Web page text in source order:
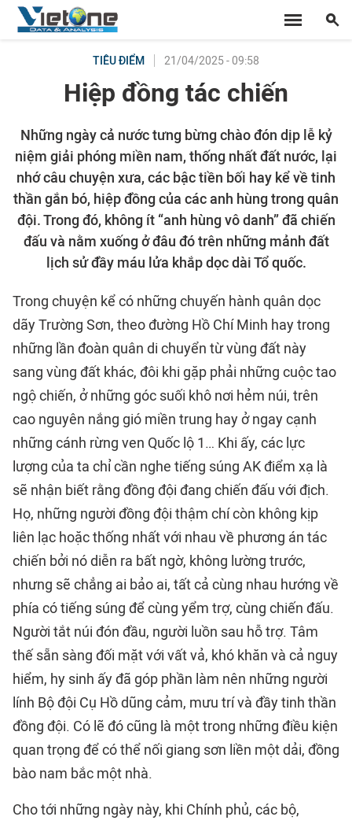
TIÊU ĐIỂM 21/04/2025 - 09:58
Hiệp đồng tác chiến
Những ngày cả nước tưng bừng chào đón dịp lễ kỷ
niệm giải phóng miền nam, thống nhất đất nước, lại
nhớ câu chuyện xưa, các bậc tiền bối hay kể về tinh
thần gắn bó, hiệp đồng của các anh hùng trong quân
đội. Trong đó, không ít “anh hùng vô danh” đã chiến
đấu và nằm xuống ở đâu đó trên những mảnh đất
lịch sử đầy máu lửa khắp dọc dài Tổ quốc.
Trong chuyện kể có những chuyến hành quân dọc
dãy Trường Sơn, theo đường Hồ Chí Minh hay trong
những lần đoàn quân di chuyển từ vùng đất này
sang vùng đất khác, đôi khi gặp phải những cuộc tao
ngộ chiến, ở những góc suối khô nơi hẻm núi, trên
cao nguyên nắng gió miền trung hay ở ngay cạnh
những cánh rừng ven Quốc lộ 1… Khi ấy, các lực
lượng của ta chỉ cần nghe tiếng súng AK điểm xạ là
sẽ nhận biết rằng đồng đội đang chiến đấu với địch.
Họ, những người đồng đội thậm chí còn không kịp
liên lạc hoặc thống nhất với nhau về phương án tác
chiến bởi nó diễn ra bất ngờ, không lường trước,
nhưng sẽ chẳng ai bảo ai, tất cả cùng nhau hướng về
phía có tiếng súng để cùng yểm trợ, cùng chiến đấu.
Người tắt núi đón đầu, người luồn sau hỗ trợ. Tâm
thế sẵn sàng đối mặt với vất vả, khó khăn và cả nguy
hiểm, hy sinh ấy đã góp phần làm nên những người
lính Bộ đội Cụ Hồ dũng cảm, mưu trí và đầy tinh thần
đồng đội. Có lẽ đó cũng là một trong những điều kiện
quan trọng để có thể nối giang sơn liền một dải, đồng
bào nam bắc một nhà.
Cho tới những ngày này, khi Chính phủ, các bộ,